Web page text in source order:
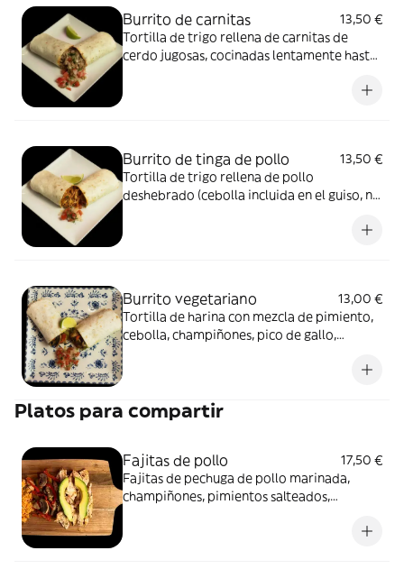
Burrito de carnitas
13,50 €
Tortilla de trigo rellena de carnitas de
cerdo jugosas, cocinadas lentamente hasta
frijoles refritos , pico de gallo , cilantro y
Burrito de tinga de pollo
13,50 €
Tortilla de trigo rellena de pollo
deshebrado (cebolla incluida en el guiso, no
, como manda el sabor auténtico.
Burrito vegetariano
13,00 €
Tortilla de harina con mezcla de pimiento,
cebolla, champiñones, pico de gallo,
Platos para compartir
Fajitas de pollo
17,50 €
Fajitas de pechuga de pollo marinada,
champiñones, pimientos salteados,